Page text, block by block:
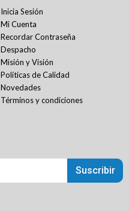
Inicia Sesión
Mi Cuenta
Recordar Contraseña
Despacho
Misión y Visión
Políticas de Calidad
Novedades
Términos y condiciones
Suscribir